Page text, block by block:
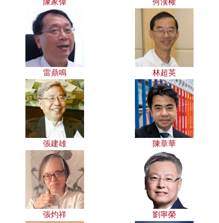
雷鼎鳴 林超英
張建雄 陳章華
張灼祥 劉寧榮